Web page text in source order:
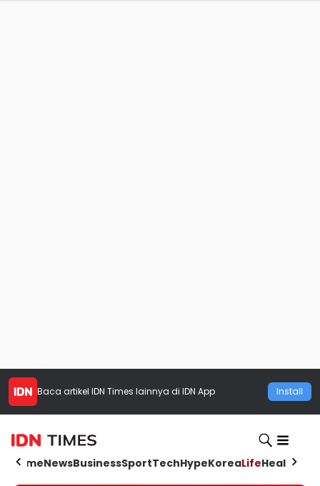
Baca artikel IDN Times lainnya di IDN App Install
HomeNewsBusinessSportTechHypeKoreaLifeHealth